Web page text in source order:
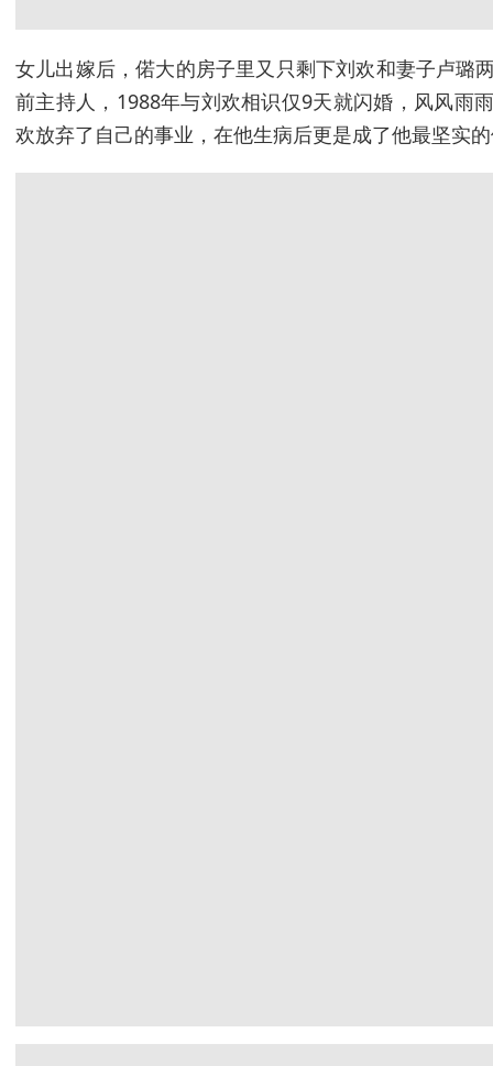
女儿出嫁后，偌大的房子里又只剩下刘欢和妻子卢璐
前主持人，1988年与刘欢相识仅9天就闪婚，风风雨
欢放弃了自己的事业，在他生病后更是成了他最坚实